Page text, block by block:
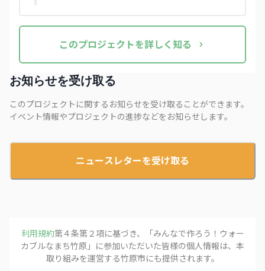
このプロジェクトを詳しく知る
お知らせを受け取る
このプロジェクトに関するお知らせを受け取ることができます。
イベント情報やプロジェクトの進捗などをお知らせします。
ニュースレターを受け取る
利用規約第４条第２項に基づき、「みんなで作ろう！ウォー
カブルなまち竹原 」に参加いただいた皆様の個人情報は、本
取り組みを運営する竹原市にも提供されます。